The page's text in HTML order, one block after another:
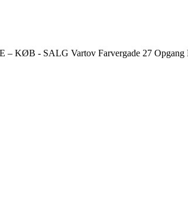
KØB - SALG Vartov Farvergade 27 Opgang